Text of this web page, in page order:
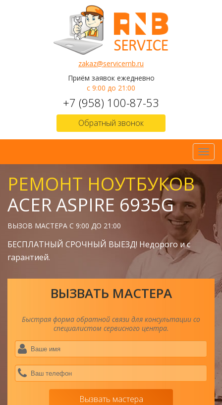
zakaz@servicernb.ru
Приём заявок ежедневно
с 9:00 до 21:00
+7 (958) 100-87-53
Обратный звонок
РЕМОНТ НОУТБУКОВ
ACER ASPIRE 6935G
ВЫЗОВ МАСТЕРА С 9:00 ДО 21:00
БЕСПЛАТНЫЙ СРОЧНЫЙ ВЫЕЗД! Недорого и с
гарантией.
ВЫЗВАТЬ МАСТЕРА
Быстрая форма обратной связи для консультации со
специалистом сервисного центра.
Вызвать мастера